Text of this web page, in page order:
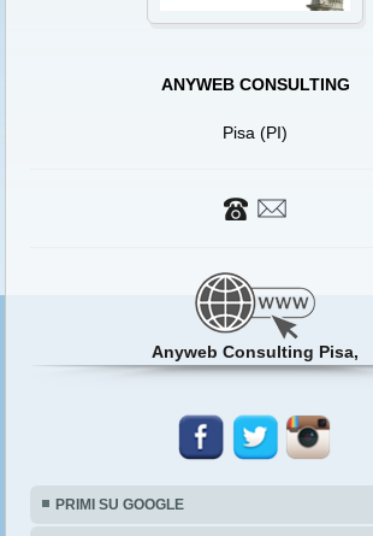
ANYWEB CONSULTING
Pisa (PI)
Anyweb Consulting Pisa,
PRIMI SU GOOGLE